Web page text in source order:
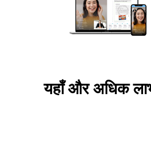
यहाँ और अधिक